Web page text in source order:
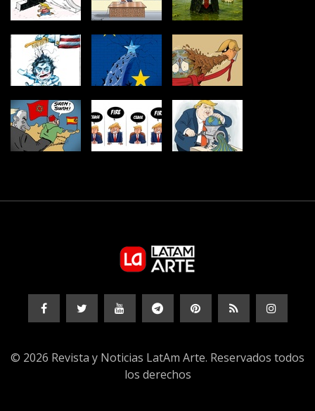
© 2026 Revista y Noticias LatAm Arte. Reservados todos
los derechos